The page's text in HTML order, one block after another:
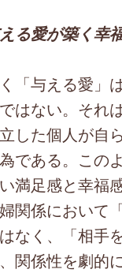
る愛が築く幸
「与える愛」
はない。それ
した個人が自
である。この
満足感と幸福
関係において
なく、「相手
関係性を劇的